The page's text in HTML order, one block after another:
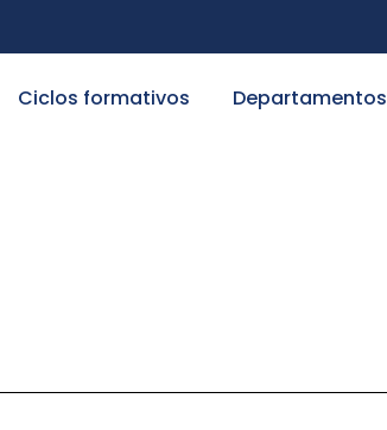
Ciclos formativos Departamentos